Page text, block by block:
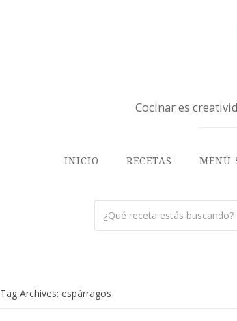
Cocinar es
INICIO RECETAS MENÚ
Tag Archives: espárragos